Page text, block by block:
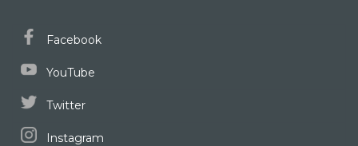
Facebook
YouTube
Twitter
Instagram